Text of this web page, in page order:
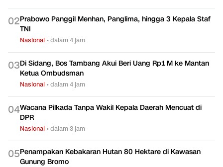
02Prabowo Panggil Menhan, Panglima, hingga 3 Kepala Staf
TNI
Nasional •dalam 4 jam
03Di Sidang, Bos Tambang Akui Beri Uang Rp1 M ke Mantan
Ketua Ombudsman
Nasional •dalam 4 jam
04Wacana Pilkada Tanpa Wakil Kepala Daerah Mencuat di
DPR
Nasional •dalam 3 jam
05Penampakan Kebakaran Hutan 80 Hektare di Kawasan
Gunung Bromo